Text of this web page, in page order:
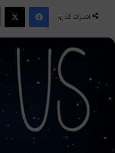
اشتراک گذاری
فیس بوک X